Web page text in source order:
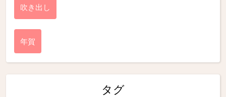
吹き出し
年賀
タグ